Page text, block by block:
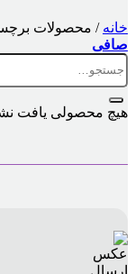
خانه / محصولات
صافی
جستجو
برای:
هیچ محصولی یافت